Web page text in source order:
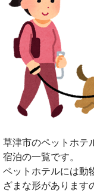
草津市のペットホテ
宿泊の一覧です。
ペットホテルには動
ざまな形があります